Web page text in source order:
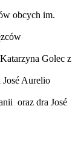
obcych im.
Golec z
José Aurelio
oraz dra José